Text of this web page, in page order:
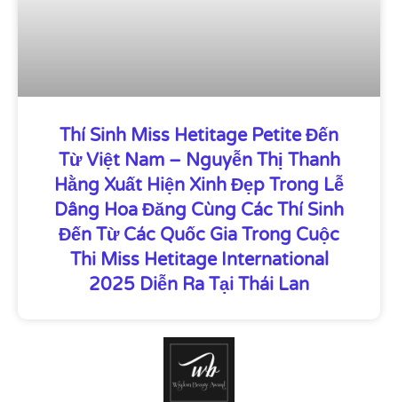
Thí Sinh Miss Hetitage Petite Đến
Từ Việt Nam – Nguyễn Thị Thanh
Hằng Xuất Hiện Xinh Đẹp Trong Lễ
Dâng Hoa Đăng Cùng Các Thí Sinh
Đến Từ Các Quốc Gia Trong Cuộc
Thi Miss Hetitage International
2025 Diễn Ra Tại Thái Lan